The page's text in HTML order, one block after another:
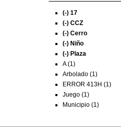
(-) 17
(-) CCZ
(-) Cerro
(-) Niño
(-) Plaza
A (1)
Arbolado (1)
ERROR 413H (1)
Juego (1)
Municipio (1)